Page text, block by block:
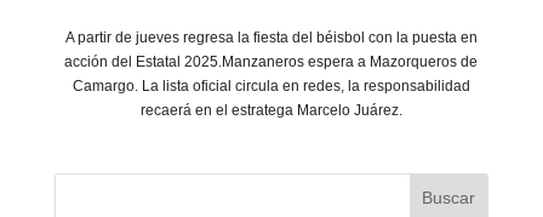
A partir de jueves regresa la fiesta del béisbol con la puesta en
acción del Estatal 2025.Manzaneros espera a Mazorqueros de
Camargo. La lista oficial circula en redes, la responsabilidad
recaerá en el estratega Marcelo Juárez.
Buscar